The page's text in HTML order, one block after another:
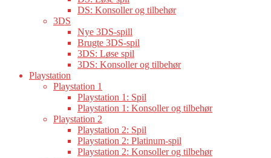
DS: Konsoller og tilbehør
3DS
Nye 3DS-spill
Brugte 3DS-spil
3DS: Løse spil
3DS: Konsoller og tilbehør
Playstation
Playstation 1
Playstation 1: Spil
Playstation 1: Konsoller og tilbehør
Playstation 2
Playstation 2: Spil
Playstation 2: Platinum-spil
Playstation 2: Konsoller og tilbehør